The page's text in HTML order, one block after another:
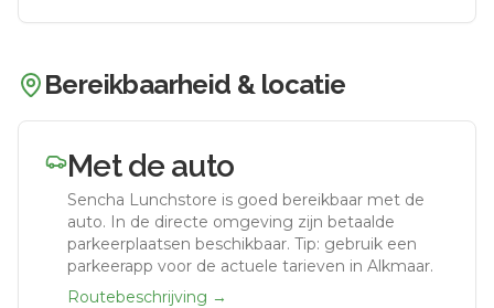
Bereikbaarheid & locatie
Met de auto
Sencha Lunchstore is goed bereikbaar met de
auto. In de directe omgeving zijn betaalde
parkeerplaatsen beschikbaar. Tip: gebruik een
parkeerapp voor de actuele tarieven in Alkmaar.
Routebeschrijving →